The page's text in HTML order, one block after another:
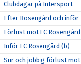
Clubdagar på Intersport
Efter Rosengård och inför
Förlust mot FC Rosengård
Inför FC Rosengård (b)
Sur och jobbig förlust mot